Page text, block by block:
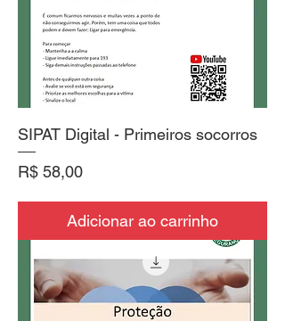
SIPAT Digital - Primeiros socorros
Preço
R$ 58,00
Adicionar ao carrinho